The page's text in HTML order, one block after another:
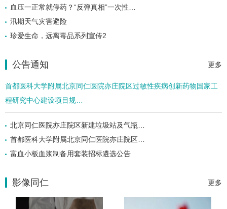
血压一正常就停药？“反弹真相”一次性…
汛期天气灾害避险
珍爱生命，远离毒品系列宣传2
更多
公告通知
首都医科大学附属北京同仁医院亦庄院区过敏性疾病创新药物国家工
程研究中心建设项目规…
北京同仁医院亦庄院区新建垃圾站及气瓶…
首都医科大学附属北京同仁医院亦庄院区…
富血小板血浆制备用套装招标遴选公告
更多
影像同仁